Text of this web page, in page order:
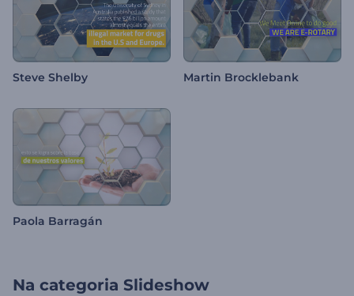
Steve Shelby Martin Brocklebank
Paola Barragán
Na categoria Slideshow